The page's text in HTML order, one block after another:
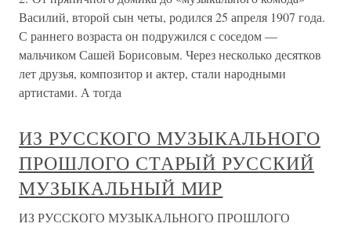
Василий, второй сын четы, родился 25 апреля 1907 года.
С раннего возраста он подружился с соседом —
мальчиком Сашей Борисовым. Через несколько десятков
лет друзья, композитор и актер, стали народными
артистами. А тогда
ИЗ РУССКОГО МУЗЫКАЛЬНОГО
ПРОШЛОГО СТАРЫЙ РУССКИЙ
МУЗЫКАЛЬНЫЙ МИР
ИЗ РУССКОГО МУЗЫКАЛЬНОГО ПРОШЛОГО